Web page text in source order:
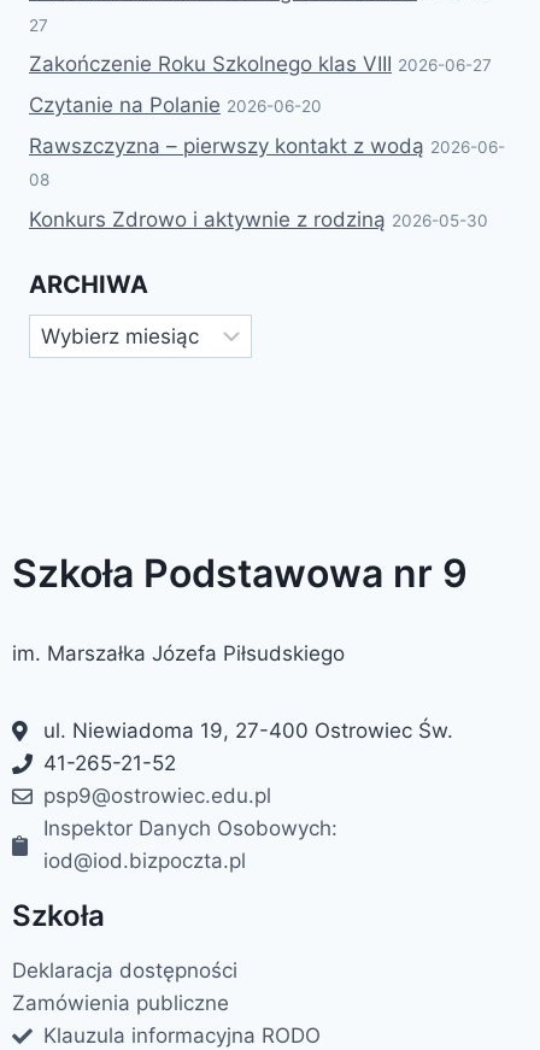
27
Zakończenie Roku Szkolnego klas VIII 2026-06-27
Czytanie na Polanie 2026-06-20
Rawszczyzna – pierwszy kontakt z wodą 2026-06-
08
Konkurs Zdrowo i aktywnie z rodziną 2026-05-30
ARCHIWA
Szkoła Podstawowa nr 9
im. Marszałka Józefa Piłsudskiego
ul. Niewiadoma 19, 27-400 Ostrowiec Św.
41-265-21-52
psp9@ostrowiec.edu.pl
Inspektor Danych Osobowych:
iod@iod.bizpoczta.pl
Szkoła
Deklaracja dostępności
Zamówienia publiczne
Klauzula informacyjna RODO